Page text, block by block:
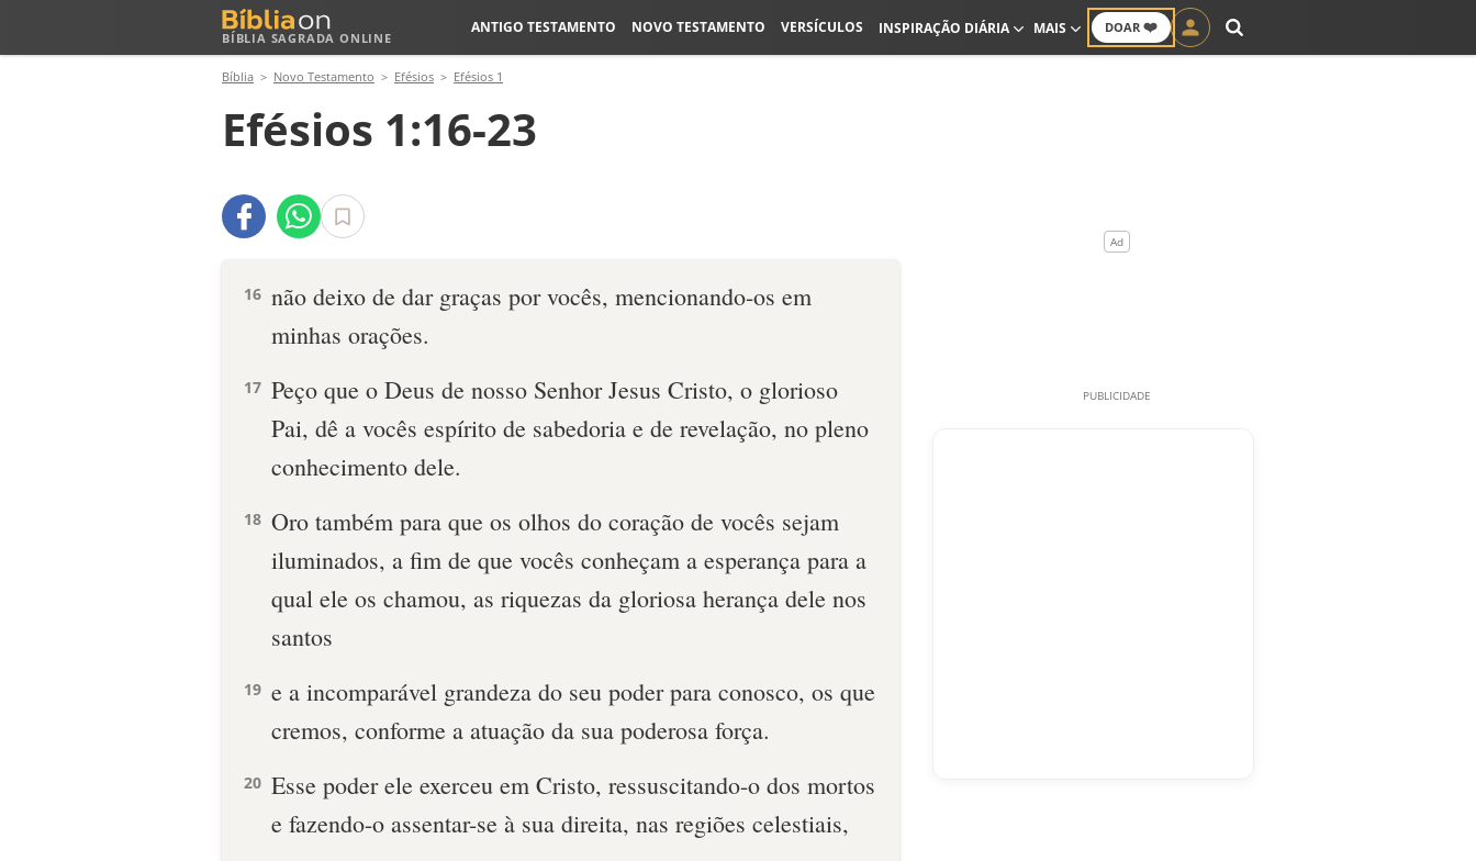
BÍBLIA SAGRADA ONLINE
DOAR ❤️
ANTIGO TESTAMENTO NOVO TESTAMENTO VERSÍCULOS INSPIRAÇÃO DIÁRIA MAIS
Bíblia Novo Testamento Efésios Efésios 1
Efésios 1:16-23
16 não deixo de dar graças por vocês, mencionando-os em
minhas orações.
17 Peço que o Deus de nosso Senhor Jesus Cristo, o glorioso
Pai, dê a vocês espírito de sabedoria e de revelação, no pleno
conhecimento dele.
18 Oro também para que os olhos do coração de vocês sejam
iluminados, a fim de que vocês conheçam a esperança para a
qual ele os chamou, as riquezas da gloriosa herança dele nos
santos
19 e a incomparável grandeza do seu poder para conosco, os que
cremos, conforme a atuação da sua poderosa força.
20 Esse poder ele exerceu em Cristo, ressuscitando-o dos mortos
e fazendo-o assentar-se à sua direita, nas regiões celestiais,